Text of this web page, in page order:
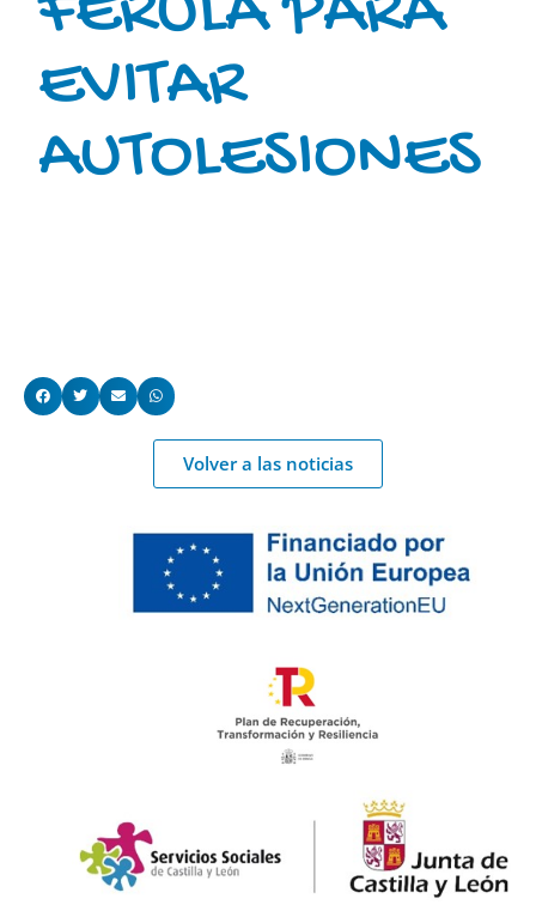
EVITAR
AUTOLESIONES
Volver a las noticias